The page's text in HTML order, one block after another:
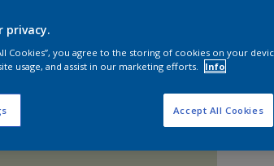
privacy.
Cookies”, you agree to the storing of cookies on your
usage, and assist in our marketing efforts.
Info
Accept All Cookies